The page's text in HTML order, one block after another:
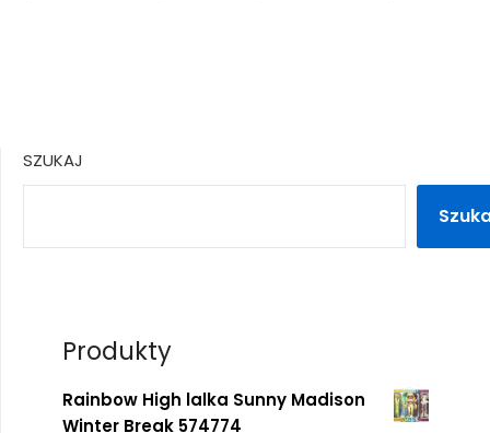
SZUKAJ
Produkty
Rainbow High lalka Sunny Madison
Winter Break 574774